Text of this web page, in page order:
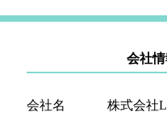
会社
会社名 株式会社